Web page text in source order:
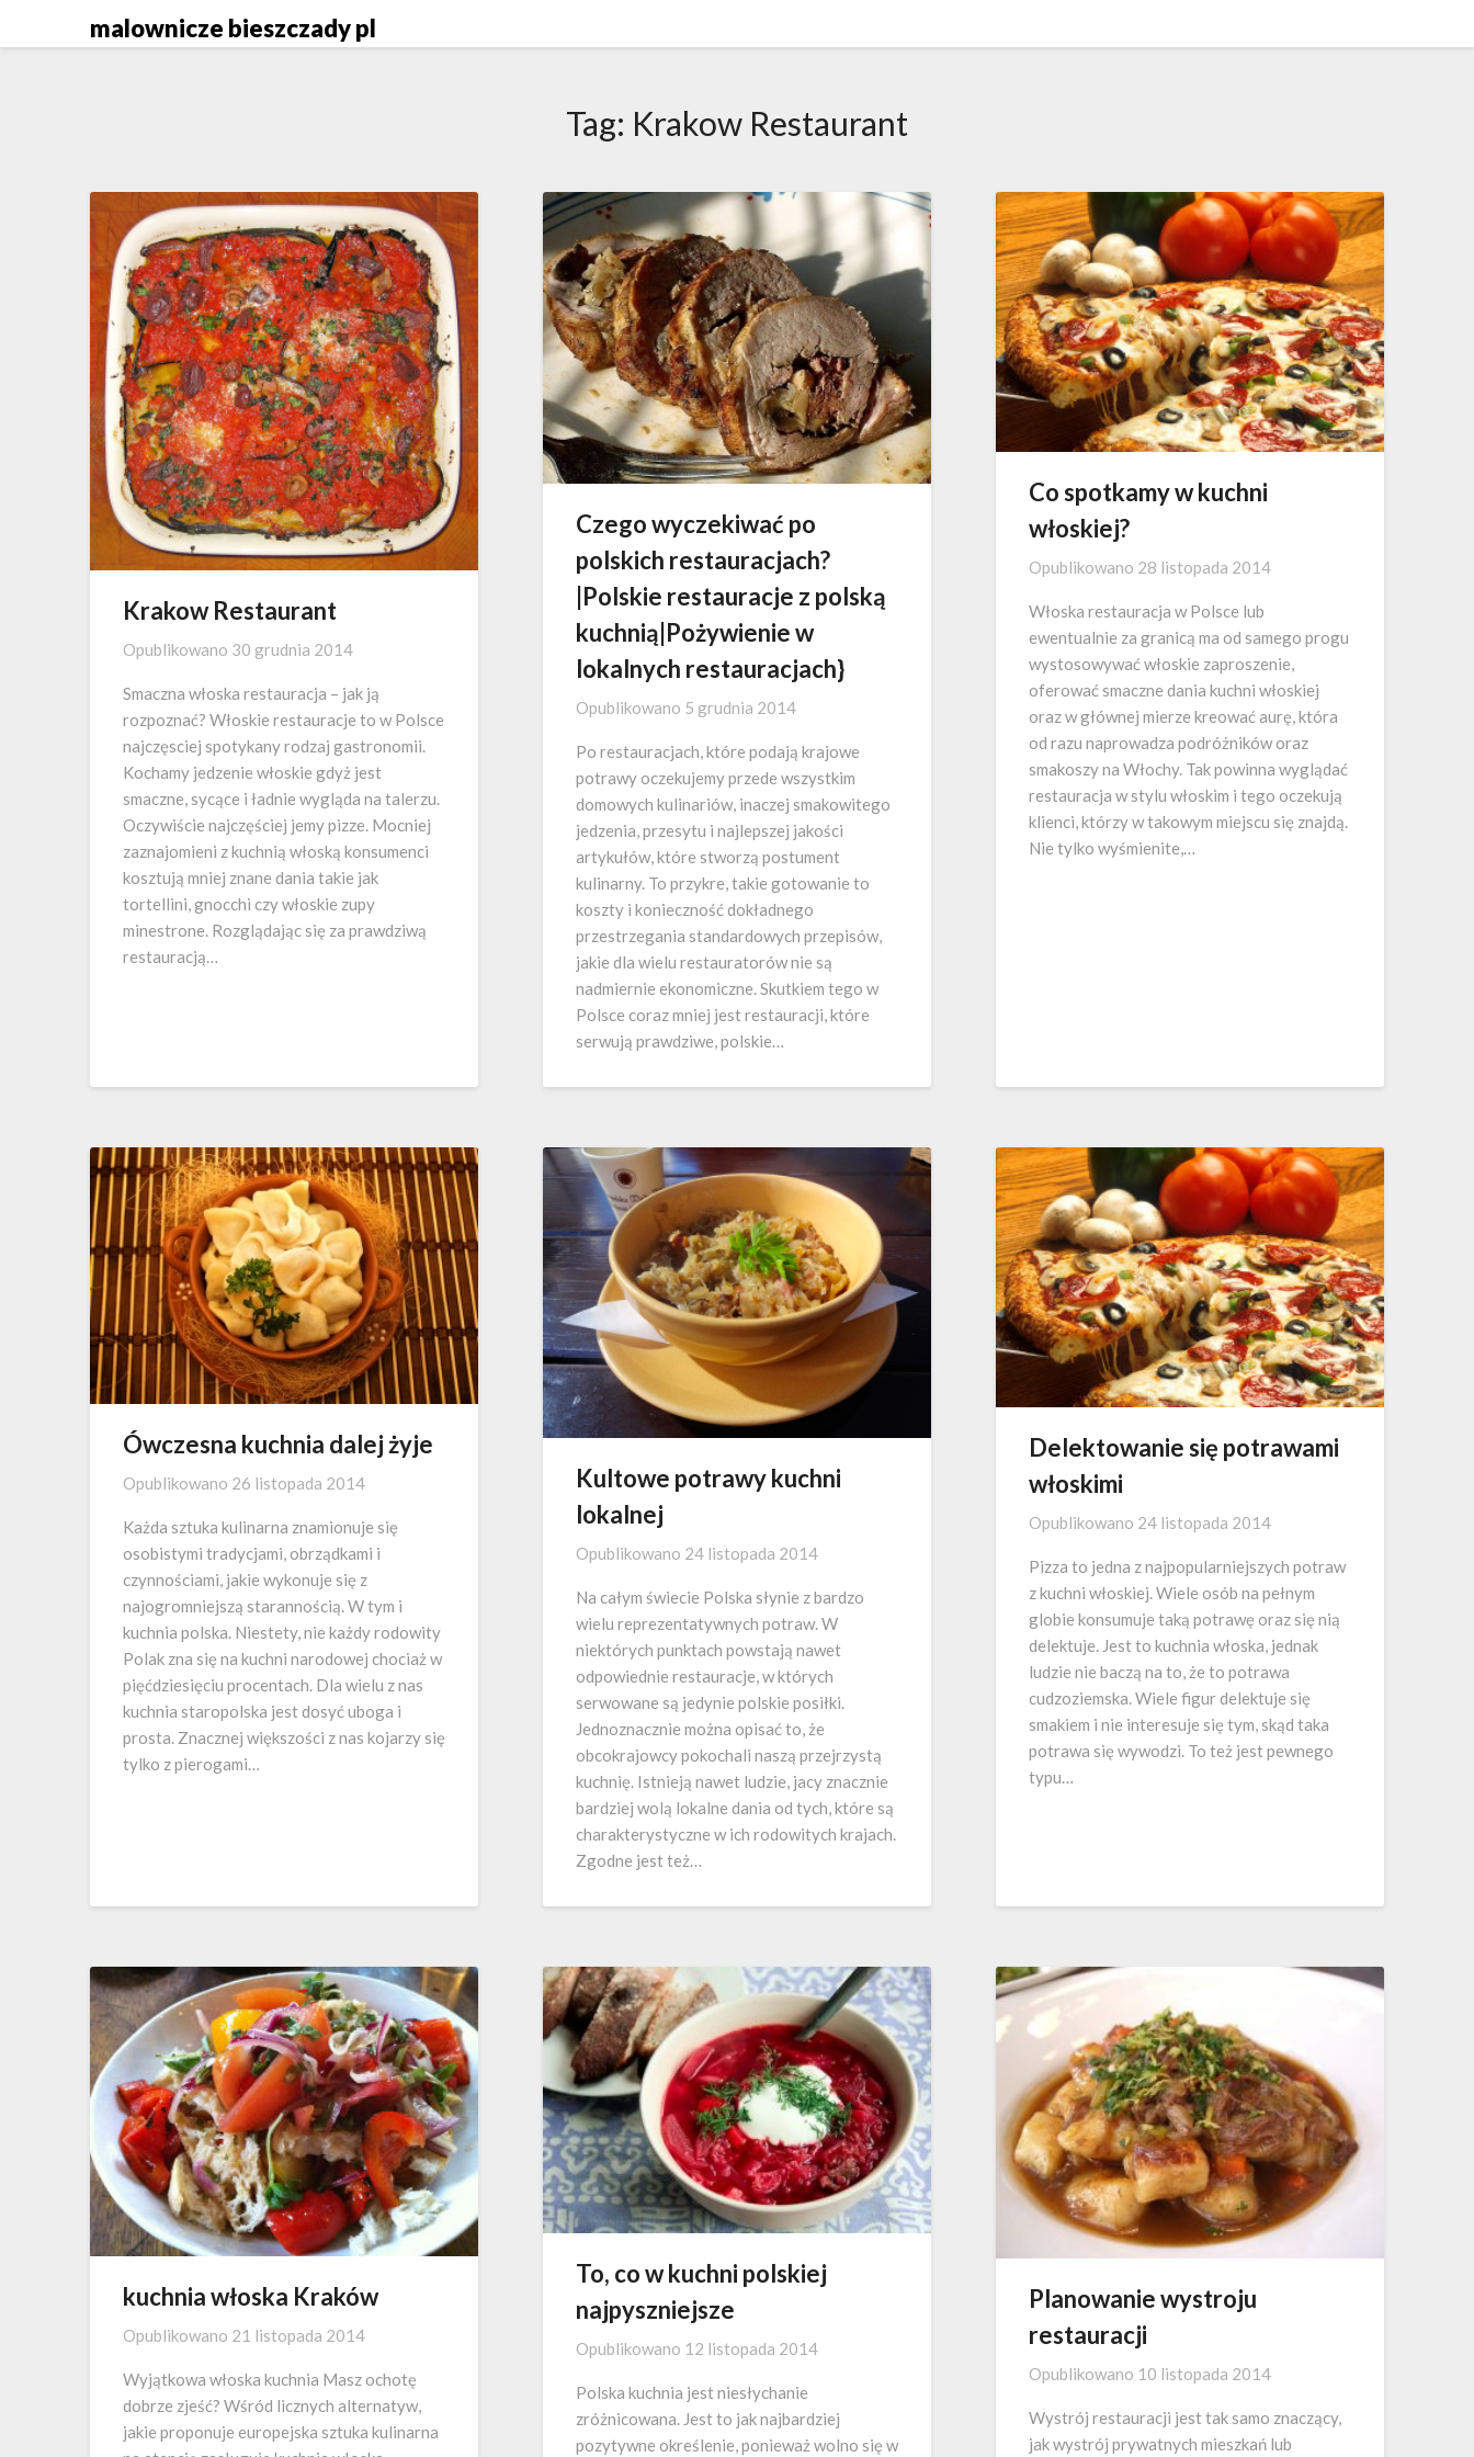
malownicze bieszczady pl
Tag: Krakow Restaurant
Krakow Restaurant
Opublikowano 30 grudnia 2014
Smaczna włoska restauracja – jak ją
rozpoznać? Włoskie restauracje to w Polsce
najczęsciej spotykany rodzaj gastronomii.
Kochamy jedzenie włoskie gdyż jest
smaczne, sycące i ładnie wygląda na talerzu.
Oczywiście najczęściej jemy pizze. Mocniej
zaznajomieni z kuchnią włoską konsumenci
kosztują mniej znane dania takie jak
tortellini, gnocchi czy włoskie zupy
minestrone. Rozglądając się za prawdziwą
restauracją…
Czego wyczekiwać po
polskich restauracjach?
|Polskie restauracje z polską
kuchnią|Pożywienie w
lokalnych restauracjach}
Opublikowano 5 grudnia 2014
Po restauracjach, które podają krajowe
potrawy oczekujemy przede wszystkim
domowych kulinariów, inaczej smakowitego
jedzenia, przesytu i najlepszej jakości
artykułów, które stworzą postument
kulinarny. To przykre, takie gotowanie to
koszty i konieczność dokładnego
przestrzegania standardowych przepisów,
jakie dla wielu restauratorów nie są
nadmiernie ekonomiczne. Skutkiem tego w
Polsce coraz mniej jest restauracji, które
serwują prawdziwe, polskie…
Co spotkamy w kuchni
włoskiej?
Opublikowano 28 listopada 2014
Włoska restauracja w Polsce lub
ewentualnie za granicą ma od samego progu
wystosowywać włoskie zaproszenie,
oferować smaczne dania kuchni włoskiej
oraz w głównej mierze kreować aurę, która
od razu naprowadza podróżników oraz
smakoszy na Włochy. Tak powinna wyglądać
restauracja w stylu włoskim i tego oczekują
klienci, którzy w takowym miejscu się znajdą.
Nie tylko wyśmienite,…
Ówczesna kuchnia dalej żyje
Opublikowano 26 listopada 2014
Każda sztuka kulinarna znamionuje się
osobistymi tradycjami, obrządkami i
czynnościami, jakie wykonuje się z
najogromniejszą starannością. W tym i
kuchnia polska. Niestety, nie każdy rodowity
Polak zna się na kuchni narodowej chociaż w
pięćdziesięciu procentach. Dla wielu z nas
kuchnia staropolska jest dosyć uboga i
prosta. Znacznej większości z nas kojarzy się
tylko z pierogami…
Kultowe potrawy kuchni
lokalnej
Opublikowano 24 listopada 2014
Na całym świecie Polska słynie z bardzo
wielu reprezentatywnych potraw. W
niektórych punktach powstają nawet
odpowiednie restauracje, w których
serwowane są jedynie polskie posiłki.
Jednoznacznie można opisać to, że
obcokrajowcy pokochali naszą przejrzystą
kuchnię. Istnieją nawet ludzie, jacy znacznie
bardziej wolą lokalne dania od tych, które są
charakterystyczne w ich rodowitych krajach.
Zgodne jest też…
Delektowanie się potrawami
włoskimi
Opublikowano 24 listopada 2014
Pizza to jedna z najpopularniejszych potraw
z kuchni włoskiej. Wiele osób na pełnym
globie konsumuje taką potrawę oraz się nią
delektuje. Jest to kuchnia włoska, jednak
ludzie nie baczą na to, że to potrawa
cudzoziemska. Wiele figur delektuje się
smakiem i nie interesuje się tym, skąd taka
potrawa się wywodzi. To też jest pewnego
typu…
kuchnia włoska Kraków
Opublikowano 21 listopada 2014
Wyjątkowa włoska kuchnia Masz ochotę
dobrze zjeść? Wśród licznych alternatyw,
jakie proponuje europejska sztuka kulinarna
To, co w kuchni polskiej
najpyszniejsze
Opublikowano 12 listopada 2014
Polska kuchnia jest niesłychanie
zróżnicowana. Jest to jak najbardziej
pozytywne określenie, ponieważ wolno się w
Planowanie wystroju
restauracji
Opublikowano 10 listopada 2014
Wystrój restauracji jest tak samo znaczący,
jak wystrój prywatnych mieszkań lub